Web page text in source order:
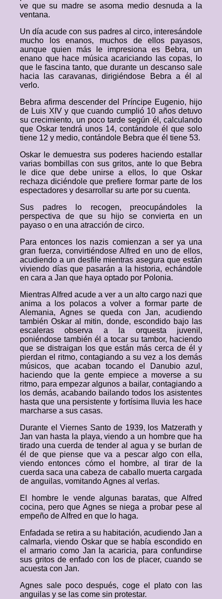
ve que su madre se asoma medio desnuda a la
ventana.
Un día acude con sus padres al circo, interesándole
mucho los enanos, muchos de ellos payasos,
aunque quien más le impresiona es Bebra, un
enano que hace música acariciando las copas, lo
que le fascina tanto, que durante un descanso sale
hacia las caravanas, dirigiéndose Bebra a él al
verlo.
Bebra afirma descender del Príncipe Eugenio, hijo
de Luis XIV y que cuando cumplió 10 años detuvo
su crecimiento, un poco tarde según él, calculando
que Oskar tendrá unos 14, contándole él que solo
tiene 12 y medio, contándole Bebra que él tiene 53.
Oskar le demuestra sus poderes haciendo estallar
varias bombillas con sus gritos, ante lo que Bebra
le dice que debe unirse a ellos, lo que Oskar
rechaza diciéndole que prefiere formar parte de los
espectadores y desarrollar su arte por su cuenta.
Sus padres lo recogen, preocupándoles la
perspectiva de que su hijo se convierta en un
payaso o en una atracción de circo.
Para entonces los nazis comienzan a ser ya una
gran fuerza, convirtiéndose Alfred en uno de ellos,
acudiendo a un desfile mientras asegura que están
viviendo días que pasarán a la historia, echándole
en cara a Jan que haya optado por Polonia.
Mientras Alfred acude a ver a un alto cargo nazi que
anima a los polacos a volver a formar parte de
Alemania, Agnes se queda con Jan, acudiendo
también Oskar al mitin, donde, escondido bajo las
escaleras observa a la orquesta juvenil,
poniéndose también él a tocar su tambor, haciendo
que se distraigan los que están más cerca de él y
pierdan el ritmo, contagiando a su vez a los demás
músicos, que acaban tocando el Danubio azul,
haciendo que la gente empiece a moverse a su
ritmo, para empezar algunos a bailar, contagiando a
los demás, acabando bailando todos los asistentes
hasta que una persistente y fortísima lluvia les hace
marcharse a sus casas.
Durante el Viernes Santo de 1939, los Matzerath y
Jan van hasta la playa, viendo a un hombre que ha
tirado una cuerda de tender al agua y se burlan de
él de que piense que va a pescar algo con ella,
viendo entonces cómo el hombre, al tirar de la
cuerda saca una cabeza de caballo muerta cargada
de anguilas, vomitando Agnes al verlas.
El hombre le vende algunas baratas, que Alfred
cocina, pero que Agnes se niega a probar pese al
empeño de Alfred en que lo haga.
Enfadada se retira a su habitación, acudiendo Jan a
calmarla, viendo Oskar que se había escondido en
el armario como Jan la acaricia, para confundirse
sus gritos de enfado con los de placer, cuando se
acuesta con Jan.
Agnes sale poco después, coge el plato con las
anguilas y se las come sin protestar.